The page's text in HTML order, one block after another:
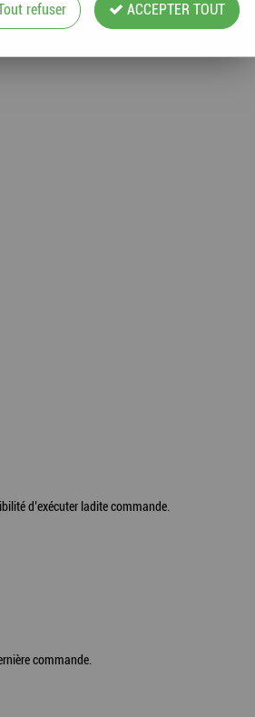
d’exécuter ladite commande.
commande.
refuser ACCEPTER TOUT